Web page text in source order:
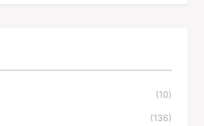
(10)
(136)